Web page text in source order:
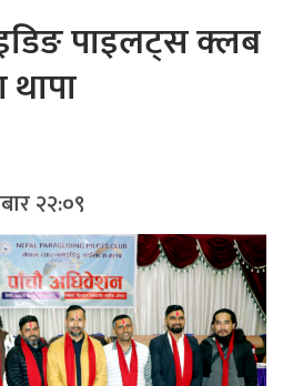
पाइलट्स क्लब
२२:०९